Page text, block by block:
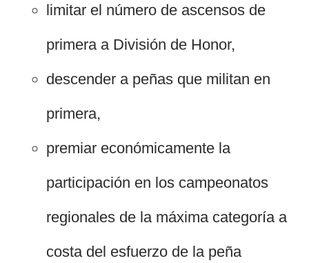
limitar el número de ascensos de
primera a División de Honor,
descender a peñas que militan en
primera,
premiar económicamente la
participación en los campeonatos
regionales de la máxima categoría a
costa del esfuerzo de la peña